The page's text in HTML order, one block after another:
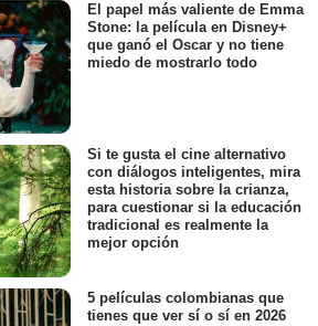
El papel más valiente de Emma
Stone: la película en Disney+
que ganó el Oscar y no tiene
miedo de mostrarlo todo
Si te gusta el cine alternativo
con diálogos inteligentes, mira
esta historia sobre la crianza,
para cuestionar si la educación
tradicional es realmente la
mejor opción
5 películas colombianas que
tienes que ver sí o sí en 2026